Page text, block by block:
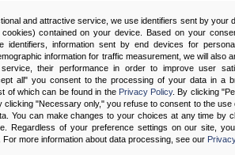
and attractive service, we use identifiers sent by your
contained on your device. Based on your
identifiers, information sent by end devices for
information for traffic measurement, we will also
their performance in order to improve user
all" you consent to the processing of your data in a
of which can be found in the Privacy Policy. By clicking
"Necessary only," you refuse to consent to the use
You can make changes to your choices at any time by
Regardless of your preference settings on our site,
more information about data processing, see our
kampanii SEO dla domeny
musieliśmy
współpracy to efekt analizy
że strona była
były treści na witrynie